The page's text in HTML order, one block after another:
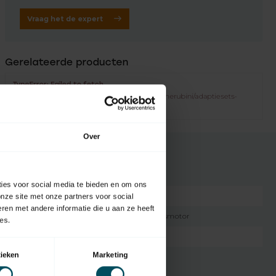
Over
voor social media te bieden en om ons
site met onze partners voor social
met andere informatie die u aan ze heeft
Marketing
Vraag het de expert
Gerelateerde producten
TypeError: Failed to fetch
https://www.rolluikonderdelen.nl/nl/merken/cherubini/adaptiesets-
rolluikmotor/45-mm-motor-10-t-m-50-nm/
7432257989945
Cherubini 45 mm buismotor